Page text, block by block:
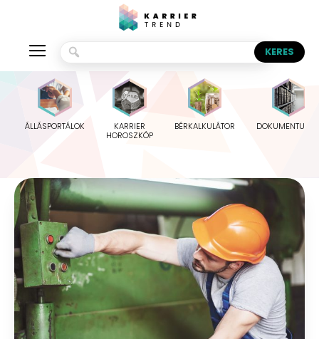
ÁLLÁSPORTÁLOK
KARRIER
HOROSZKÓP
BÉRKALKULÁTOR